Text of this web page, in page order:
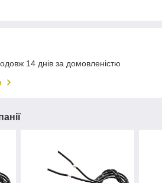
14 днів за домовленістю